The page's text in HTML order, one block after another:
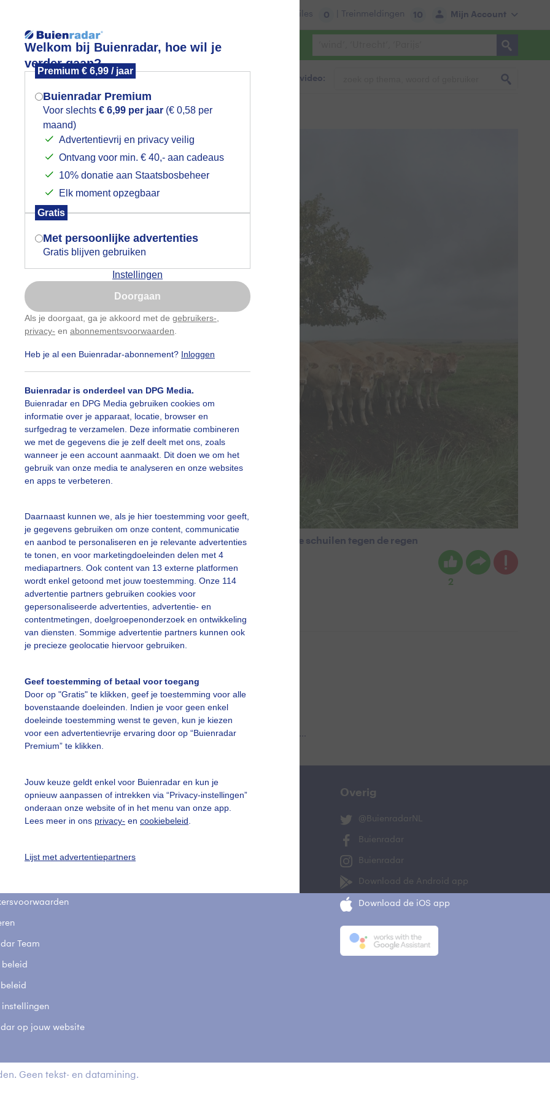
Welkom bij Buienradar, hoe wil je
verder gaan?
Premium € 6,99 / jaar
Buienradar Premium
Voor slechts € 6,99 per jaar (€ 0,58 per
maand)
Advertentievrij en privacy veilig
Ontvang voor min. € 40,- aan cadeaus
10% donatie aan Staatsbosbeheer
Elk moment opzegbaar
Gratis
Met persoonlijke advertenties
Gratis blijven gebruiken
Instellingen
Doorgaan
Als je doorgaat, ga je akkoord met de gebruikers-
privacy- en abonnementsvoorwaarden
Heb je al een Buienradar-abonnement? Inloggen
Buienradar is onderdeel van DPG Media.
Buienradar en DPG Media gebruiken cookies om
informatie over je apparaat, locatie, browser en
surfgedrag te verzamelen. Deze informatie combineren
we met de gegevens die je zelf deelt met ons, zoals
wanneer je een account aanmaakt. Dit doen we om het
gebruik van onze media te analyseren en onze websites
en apps te verbeteren.
Daarnaast kunnen we, als je hier toestemming voor geeft,
je gegevens gebruiken om onze content, communicatie
en aanbod te personaliseren en je relevante advertenties
te tonen, en voor marketingdoeleinden delen met 4
mediapartners. Ook content van 13 externe platformen
wordt enkel getoond met jouw toestemming. Onze 114
advertentie partners gebruiken cookies voor
gepersonaliseerde advertenties, advertentie- en
contentmetingen, doelgroepenonderzoek en ontwikkeling
van diensten. Sommige advertentie partners kunnen ook
je precieze geolocatie hiervoor gebruiken.
Geef toestemming of betaal voor toegang
Door op "Gratis" te klikken, geef je toestemming voor alle
bovenstaande doeleinden. Indien je voor geen enkel
doeleinde toestemming wenst te geven, kun je kiezen
voor een advertentievrije ervaring door op “Buienradar
Premium” te klikken.
Jouw keuze geldt enkel voor Buienradar en kun je
opnieuw aanpassen of intrekken via “Privacy-instellingen”
onderaan onze website of in het menu van onze app.
Lees meer in ons privacy- en cookiebeleid
Lijst met advertentiepartners
Mijn Account
Files 0 | Treinmeldingen 10
Foto en video Weerzine
Zoeken in foto & video:
voor de regen
staan met de kont in de wind samen onder het boompje te schuilen tegen de regen
Jolanda de Leeuw Gemaakt: 08-07-2020, 541x bekeken
2
Wolken Regen
slideshow
Een moment geduld aub...
Team
beleid
instellingen
op jouw website
Mijn weer
De Bilt
Overig
@BuienradarNL
Buienradar
Buienradar
Download de Android app
Download de iOS app
Geen tekst- en datamining.
Mogen we je locatie gebruiken voor
het weer?
Indien je hier nog geen akkoord op hebt
gegeven, verschijnt er zo een pop-up uit
je browser waarin deze toestemming
gevraagd wordt.
Is goed, toon de popup
Nu niet, misschien later
Gebruik je Safari en wil je niet elke dag deze pop-up
Klikhierom dit aan te passen